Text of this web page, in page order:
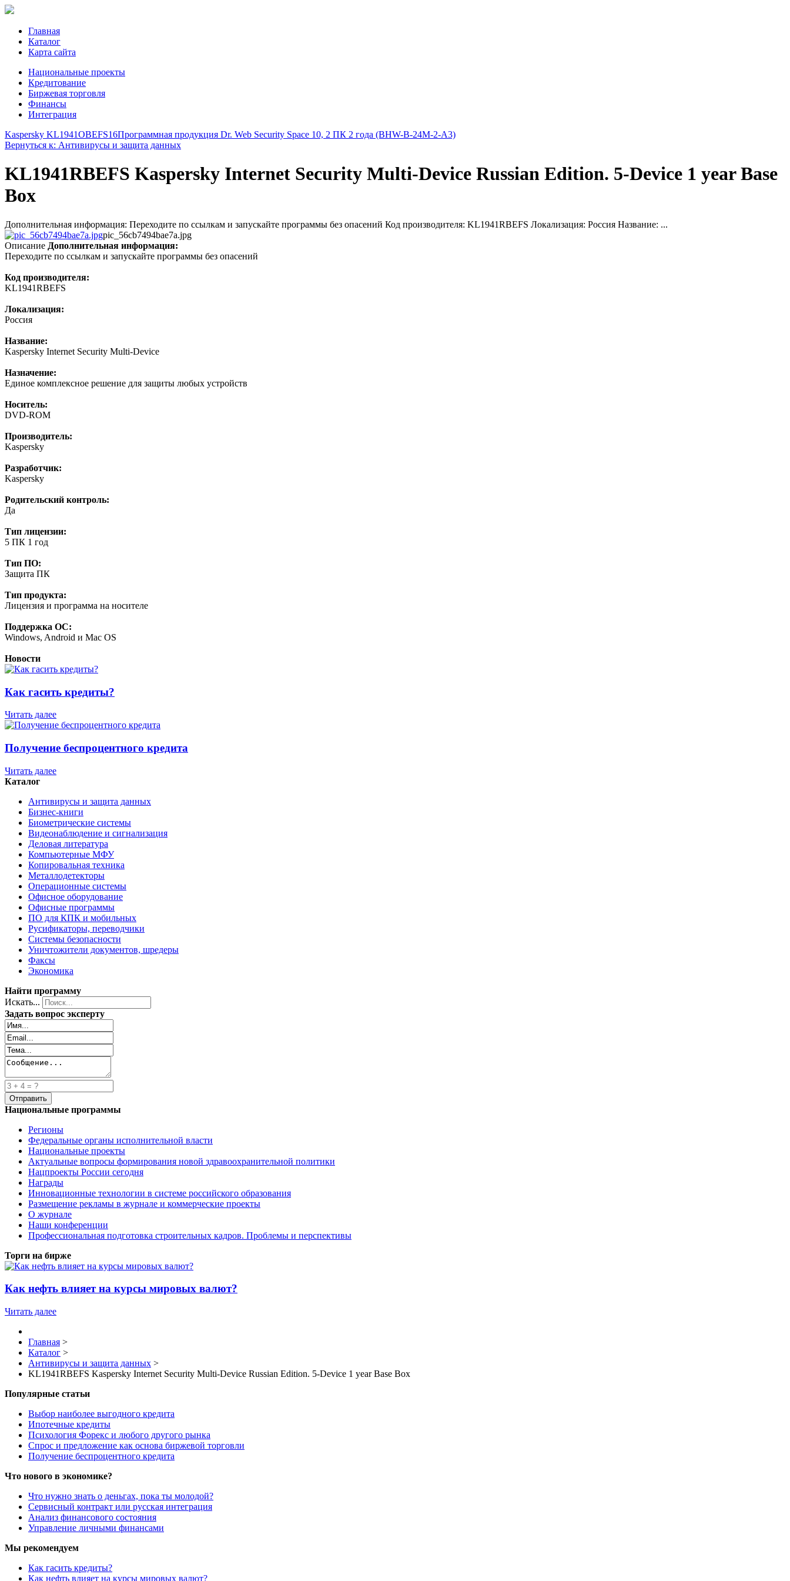
Главная
Каталог
Карта сайта
Национальные проекты
Кредитование
Биржевая торговля
Финансы
Интеграция
Kaspersky KL1941OBEFS16Программная продукция Dr. Web Security Space 10, 2 ПК 2 года (BHW-B-24M-2-A3)
Вернуться к: Антивирусы и защита данных
KL1941RBEFS Kaspersky Internet Security Multi-Device Russian Edition. 5-Device 1 year Base
Box
Дополнительная информация: Переходите по ссылкам и запускайте программы без опасений Код производителя: KL1941RBEFS Локализация: Россия Название: ...
pic_56cb7494bae7a.jpg
Описание Дополнительная информация:
Переходите по ссылкам и запускайте программы без опасений
Код производителя:
KL1941RBEFS
Локализация:
Россия
Название:
Kaspersky Internet Security Multi-Device
Назначение:
Единое комплексное решение для защиты любых устройств
Носитель:
DVD-ROM
Производитель:
Kaspersky
Разработчик:
Kaspersky
Родительский контроль:
Да
Тип лицензии:
5 ПК 1 год
Тип ПО:
Защита ПК
Тип продукта:
Лицензия и программа на носителе
Поддержка ОС:
Windows, Android и Mac OS
Новости
Как гасить кредиты?
Читать далее
Получение беспроцентного кредита
Читать далее
Каталог
Антивирусы и защита данных
Бизнес-книги
Биометрические системы
Видеонаблюдение и сигнализация
Деловая литература
Компьютерные МФУ
Копировальная техника
Металлодетекторы
Операционные системы
Офисное оборудование
Офисные программы
ПО для КПК и мобильных
Русификаторы, переводчики
Системы безопасности
Уничтожители документов, шредеры
Факсы
Экономика
Найти программу
Искать...
Задать вопрос эксперту
Национальные программы
Регионы
Федеральные органы исполнительной власти
Национальные проекты
Актуальные вопросы формирования новой здравоохранительной политики
Нацпроекты России сегодня
Награды
Инновационные технологии в системе российского образования
Размещение рекламы в журнале и коммерческие проекты
О журнале
Наши конференции
Профессиональная подготовка строительных кадров. Проблемы и перспективы
Торги на бирже
Как нефть влияет на курсы мировых валют?
Читать далее
Главная >
Каталог >
Антивирусы и защита данных >
KL1941RBEFS Kaspersky Internet Security Multi-Device Russian Edition. 5-Device 1 year Base Box
Популярные статьи
Выбор наиболее выгодного кредита
Ипотечные кредиты
Психология Форекс и любого другого рынка
Спрос и предложение как основа биржевой торговли
Получение беспроцентного кредита
Что нового в экономике?
Что нужно знать о деньгах, пока ты молодой?
Сервисный контракт или русская интеграция
Анализ финансового состояния
Управление личными финансами
Мы рекомендуем
Как гасить кредиты?
Как нефть влияет на курсы мировых валют?